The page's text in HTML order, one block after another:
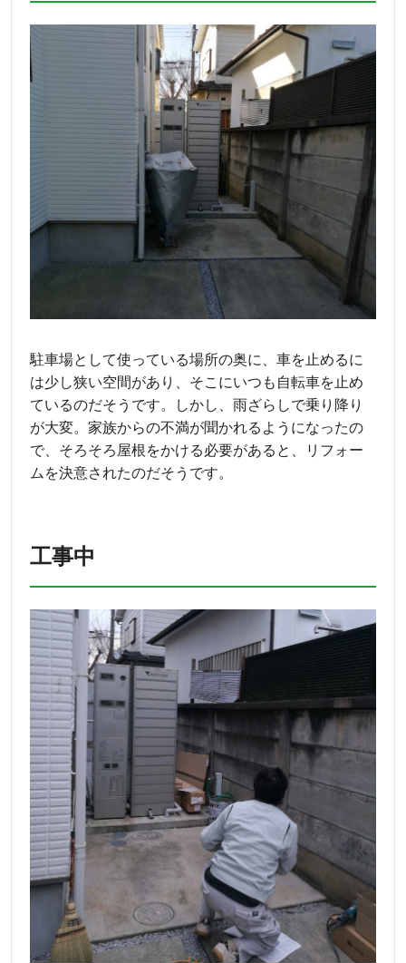
駐車場として使っている場所の奥に、車を止めるに
は少し狭い空間があり、そこにいつも自転車を止め
ているのだそうです。しかし、雨ざらしで乗り降り
が大変。家族からの不満が聞かれるようになったの
で、そろそろ屋根をかける必要があると、リフォー
ムを決意されたのだそうです。
工事中